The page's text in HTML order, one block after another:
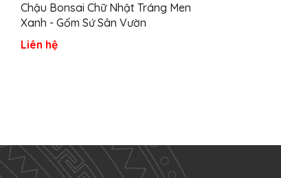
Chậu Bonsai Chữ Nhật Tráng Men
Xanh - Gốm Sứ Sân Vườn
Liên hệ